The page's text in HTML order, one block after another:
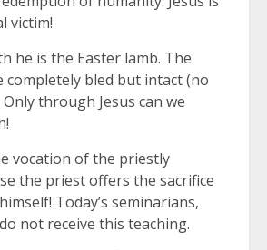
victim!
he is the Easter lamb. The
completely bled but intact (no
through Jesus can we
vocation of the priestly
the priest offers the sacrifice
Today’s seminarians,
not receive this teaching.